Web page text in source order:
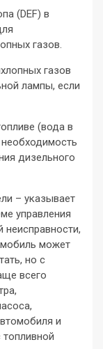
(DEF) в
газов.
газов
лампы, если
(вода в
дизельного
– указывает
управления
неисправности,
может
но с
всего
и